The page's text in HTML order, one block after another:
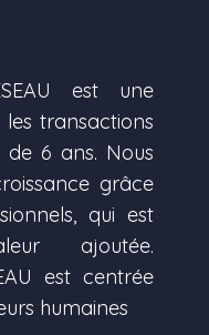
est une
transactions
de 6 ans. Nous
grâce
qui est
ajoutée.
est centrée
humaines